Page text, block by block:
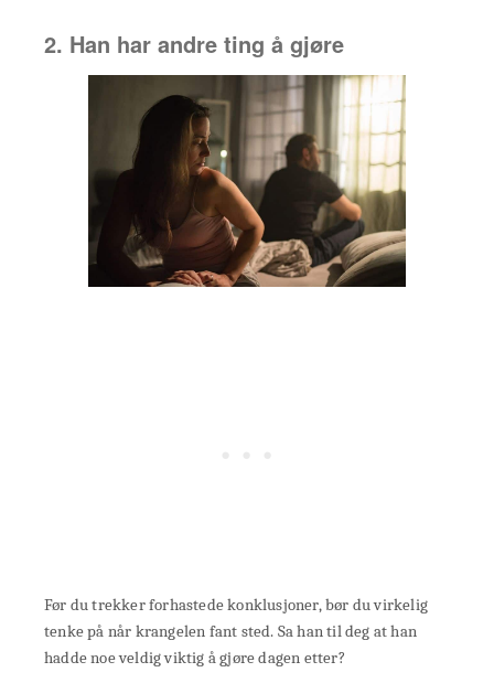
2. Han har andre ting å gjøre
Før du trekker forhastede konklusjoner, bør du virkelig
tenke på når krangelen fant sted. Sa han til deg at han
hadde noe veldig viktig å gjøre dagen etter?